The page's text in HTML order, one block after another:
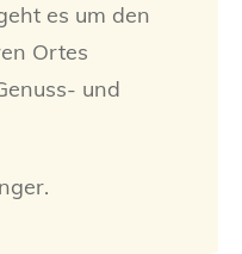
es um den
Ortes
und